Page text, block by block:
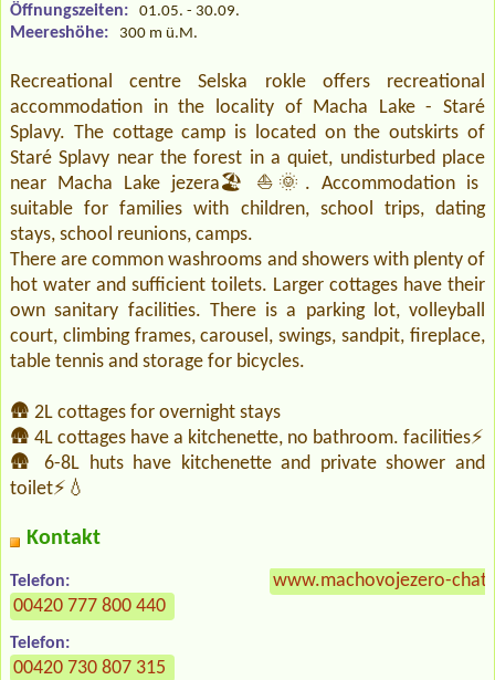
Öffnungszeiten: 01.05. - 30.09.
Meereshöhe: 300 m ü.M.
Recreational centre Selska rokle offers recreational
accommodation in the locality of Macha Lake - Staré
Splavy. The cottage camp is located on the outskirts of
Staré Splavy near the forest in a quiet, undisturbed place
near Macha Lake jezera🏖️⛵🌞. Accommodation is
suitable for families with children, school trips, dating
stays, school reunions, camps.
There are common washrooms and showers with plenty of
hot water and sufficient toilets. Larger cottages have their
own sanitary facilities. There is a parking lot, volleyball
court, climbing frames, carousel, swings, sandpit, fireplace,
table tennis and storage for bicycles.
🛖 2L cottages for overnight stays
🛖 4L cottages have a kitchenette, no bathroom. facilities⚡
🛖 6-8L huts have kitchenette and private shower and
toilet⚡💧
Kontakt
Telefon:
00420 777 800 440
Telefon:
00420 730 807 315
www.machovojezero-